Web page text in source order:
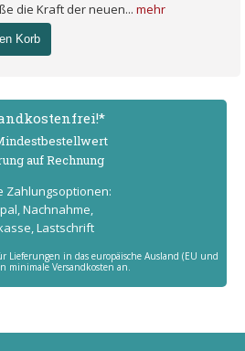
die Kraft der neuen... mehr
Korb
auf Rechnung
Zahlungs­optionen:
Nachnahme,
Lastschrift
in das europäische Ausland (EU und
minimale Versandkosten an.